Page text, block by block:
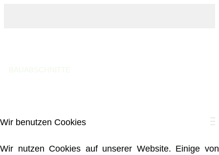
Wir benutzen Cookies
Wir nutzen Cookies auf unserer Website. Einige von